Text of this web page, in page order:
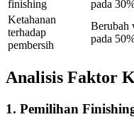
finishing
pada
Ketahanan
terhadap
pembersih
Berubah
pada
Analisis Faktor
1. Pemilihan